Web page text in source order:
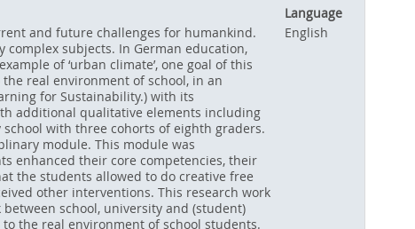
Language
and future challenges for humankind.
complex subjects. In German education,
of ‘urban climate’, one goal of this
real environment of school, in an
for Sustainability.) with its
additional qualitative elements including
with three cohorts of eighth graders.
module. This module was
enhanced their core competencies, their
the students allowed to do creative free
other interventions. This research work
school, university and (student)
the real environment of school students.
English